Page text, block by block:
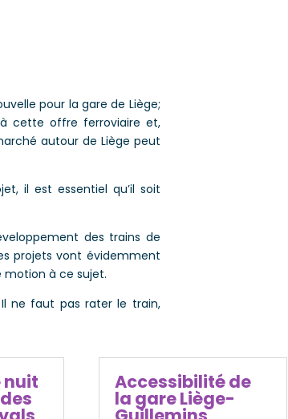
pour la gare de Liège;
à cette offre ferroviaire et,
autour de Liège peut
il est essentiel qu’il soit
des trains de
projets vont évidemment
motion à ce sujet.
ne faut pas rater le train,
nuit Accessibilité de
la gare Liège-